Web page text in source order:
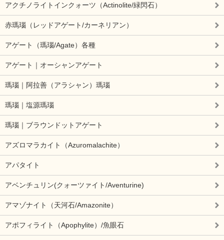
アクチノライトインクォーツ（Actinolite/緑閃石）
赤瑪瑙（レッドアゲート/カーネリアン）
アゲート（瑪瑙/Agate）各種
アゲート｜オーシャンアゲート
瑪瑙｜阿拉善（アラシャン）瑪瑙
瑪瑙｜塩源瑪瑙
瑪瑙｜ブラウンドットアゲート
アズロマラカイト（Azuromalachite）
アパタイト
アベンチュリン(クォーツァイト/Aventurine)
アマゾナイト（天河石/Amazonite）
アポフィライト（Apophylite）/魚眼石